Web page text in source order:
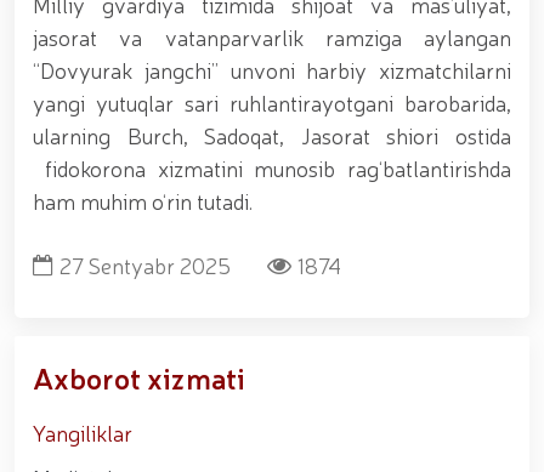
tayyorgarligini mustahkamlash hamda zamon
talablariga mos takomillashtirishga qaratilgan ishlar
davom ettirilmoqda. // Tizim fidoyilari hurmat va
ehtirom bilan nafaqaga kuzatildi. // “Kitobxon harbiy
oilalar” mavzusida adabiy-badiiy kecha tashkil etildi
/ / Vatanparvarlik oyligi doirasidagi tadbirlar / /
Toshkentda qidiruvda bo‘lgan shaxs qo‘lga olindi / /
“Jasorat” filmi premyerasi bo'lib o'tdi / / Qurolli
Kuchlarimiz tashkil etilganining 34 yilligi va 14 yanvar
gvardiyada bayramona tadbir o‘tkazildi / / Milliy
gvardiya qo'mondonining O‘zbekiston Respublikasi
etilganining 34 yilligi hamda 14-yanvar — Vatan
himoyachilari kuni munosabati bilan gvardiyachilar
xizmat burchini bajarish chogʻida qahramonlarcha
halok boʻlgan safdoshlari xotirasiga bagʻishlab Milliy
jasorat va vatanparvarlik ramziga aylangan
“Dovyurak jangchi” unvoni harbiy xizmatchilarni
yangi yutuqlar sari ruhlantirayotgani barobarida,
ularning Burch, Sadoqat, Jasorat shiori ostida
fidokorona xizmatini munosib rag‘batlantirishda
ham muhim o‘rin tutadi.
27 Sentyabr 2025 1874
Axborot xizmati
Yangiliklar